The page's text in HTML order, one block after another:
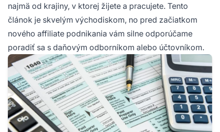
najmä od krajiny, v ktorej žijete a pracujete. Tento
článok je skvelým východiskom, no pred začiatkom
nového affiliate podnikania vám silne odporúčame
poradiť sa s daňovým odborníkom alebo účtovníkom.